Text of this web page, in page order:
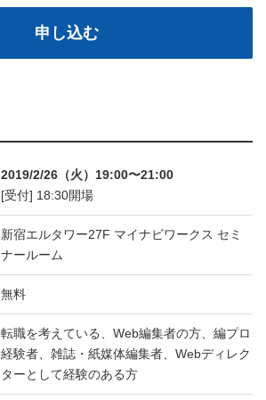
申し込む
2019/2/26（火）19:00〜21:00
[受付] 18:30開場
新宿エルタワー27F マイナビワークス セミ
ナールーム
無料
転職を考えている、Web編集者の方、編プロ
経験者、雑誌・紙媒体編集者、Webディレク
ターとして経験のある方